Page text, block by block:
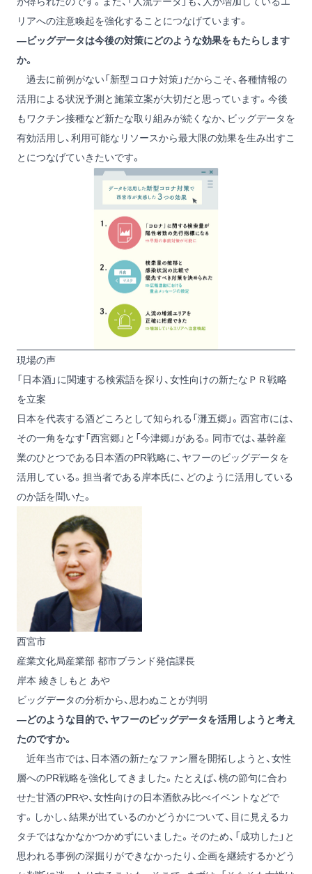
リアへの注意喚起を強化することにつなげています。
―ビッグデータは今後の対策にどのような効果をもたらします
か。
過去に前例がない「新型コロナ対策」だからこそ、各種情報の
活用による状況予測と施策立案が大切だと思っています。今後
もワクチン接種など新たな取り組みが続くなか、ビッグデータを
有効活用し、利用可能なリソースから最大限の効果を生み出すこ
とにつなげていきたいです。
現場の声
「日本酒」に関連する検索語を探り、女性向けの新たなＰＲ戦略
を立案
日本を代表する酒どころとして知られる「灘五郷」。西宮市には、
その一角をなす「西宮郷」と「今津郷」がある。同市では、基幹産
業のひとつである日本酒のPR戦略に、ヤフーのビッグデータを
活用している。担当者である岸本氏に、どのように活用している
のか話を聞いた。
西宮市
産業文化局産業部 都市ブランド発信課長
岸本 綾きしもと あや
ビッグデータの分析から、思わぬことが判明
―どのような目的で、ヤフーのビッグデータを活用しようと考え
たのですか。
近年当市では、日本酒の新たなファン層を開拓しようと、女性
層へのPR戦略を強化してきました。たとえば、桃の節句に合わ
せた甘酒のPRや、女性向けの日本酒飲み比べイベントなどで
す。しかし、結果が出ているのかどうかについて、目に見えるカ
タチではなかなかつかめずにいました。そのため、「成功した」と
思われる事例の深掘りができなかったり、企画を継続するかどう